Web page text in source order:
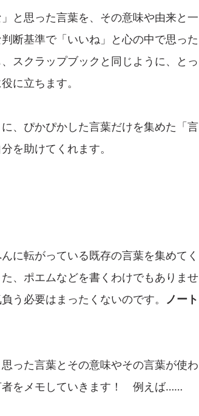
と思った言葉を、その意味や由来と一
断基準で「いいね」と心の中で思った
スクラップブックと同じように、とっ
に立ちます。
、ぴかぴかした言葉だけを集めた「言
を助けてくれます。
に転がっている既存の言葉を集めてく
、ポエムなどを書くわけでもありませ
う必要はまったくないのです。 ノート
った言葉とその意味やその言葉が使わ
者をメモしていきます！ 例えば……